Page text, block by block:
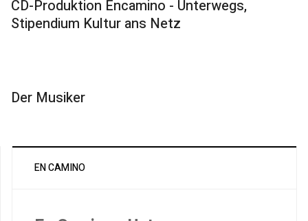
CD-Produktion Encamino - Unterwegs,
Stipendium Kultur ans Netz
Der Musiker
EN CAMINO